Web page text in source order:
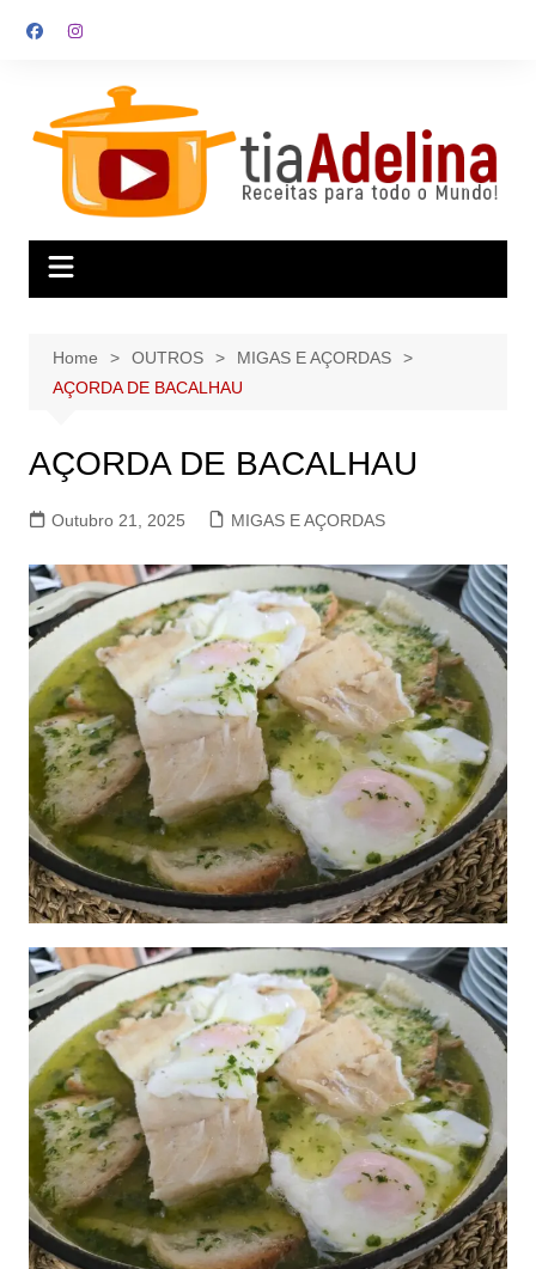
Home OUTROS
MIGAS E AÇORDAS
AÇORDA DE BACALHAU
AÇORDA DE BACALHAU
Outubro 21, 2025 MIGAS E AÇORDAS